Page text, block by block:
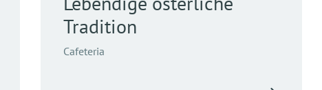
Tradition
Cafeteria